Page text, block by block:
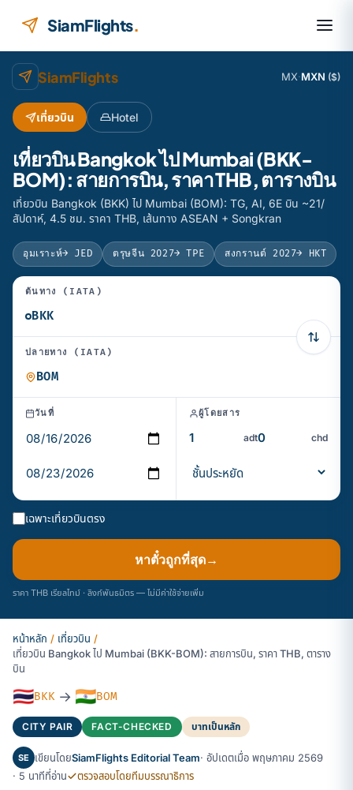
SiamFlights.
SiamFlights MX·MXN ($)
เที่ยวบิน Hotel
เที่ยวบิน Bangkok ไป Mumbai (BKK-
BOM): สายการบิน, ราคา THB, ตารางบิน
เที่ยวบิน Bangkok (BKK) ไป Mumbai (BOM): TG, AI, 6E บิน ~21/
สัปดาห์, 4.5 ชม. ราคา THB, เส้นทาง ASEAN + Songkran
อุมเราะห์→ JED ตรุษจีน 2027→ TPE สงกรานต์ 2027→ HKT
ต้นทาง (IATA)
ปลายทาง (IATA)
วันที่ ผู้โดยสาร
adt chd
เฉพาะเที่ยวบินตรง
หาตั๋วถูกที่สุด→
ราคา THB เรียลไทม์ · ลิงก์พันธมิตร — ไม่มีค่าใช้จ่ายเพิ่ม
หน้าหลัก / เที่ยวบิน /
เที่ยวบิน Bangkok ไป Mumbai (BKK-BOM): สายการบิน, ราคา THB, ตาราง
บิน
🇹🇭BKK → 🇮🇳BOM
CITY PAIR FACT-CHECKED บาทเป็นหลัก
SE เขียนโดยSiamFlights Editorial Team· อัปเดตเมื่อ พฤษภาคม 2569
· 5 นาทีที่อ่าน
ตรวจสอบโดยทีมบรรณาธิการ